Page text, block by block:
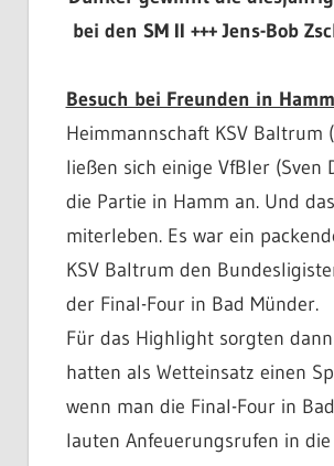
bei den SM II +++ Jens-Bob
Besuch bei Freunden in
Heimmannschaft KSV Baltrum
ließen sich einige VfBler
die Partie in Hamm an. Und
miterleben. Es war ein
KSV Baltrum den
der Final-Four in Bad Münder.
Für das Highlight sorgten
hatten als Wetteinsatz einen
wenn man die Final-Four in
lauten Anfeuerungsrufen in